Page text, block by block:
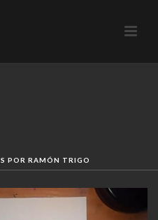
POR RAMÓN TRIGO